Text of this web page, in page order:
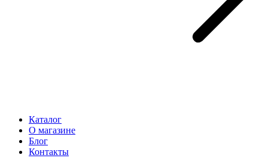
Каталог
О магазине
Блог
Контакты